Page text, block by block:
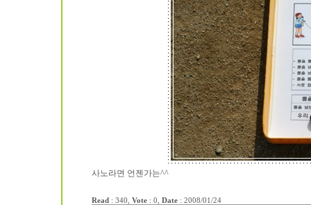
사노라면 언젠가는^^
Read : 340, Vote: 0, Date: 2008/01/24